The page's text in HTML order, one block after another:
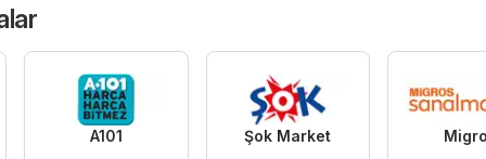
A101 Şok Market